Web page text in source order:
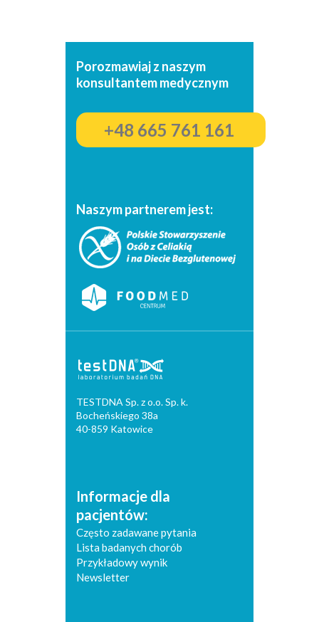
Porozmawiaj z naszym
konsultantem medycznym
+48 665 761 161
Naszym partnerem jest:
TESTDNA Sp. z o.o. Sp. k.
Bocheńskiego 38a
40-859 Katowice
Informacje dla
pacjentów:
Często zadawane pytania
Lista badanych chorób
Przykładowy wynik
Newsletter